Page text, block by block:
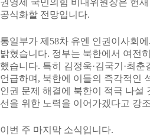
권영세 국민의힘 비대위원장은 헌
공식화할 전망입니다.
통일부가 제58차 유엔 인권이사회
밝혔습니다. 정부는 북한에서 여전
했습니다. 특히 김정욱·김국기·최
언급하며, 북한에 이들의 즉각적인
인권 문제 해결에 북한이 적극 나설
선을 위한 노력을 이어가겠다고 강
이번 주 마지막 소식입니다.